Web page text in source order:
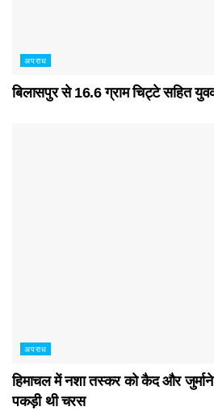
अपराध
बिलासपुर से 16.6 ग्राम चिट्टे सहित
अपराध
हिमाचल में नशा तस्कर काे कैद और
पकड़ी थी चरस